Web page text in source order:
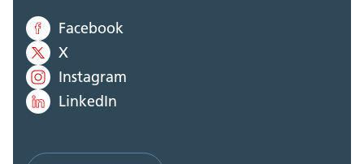
Facebook
X
Instagram
LinkedIn